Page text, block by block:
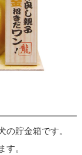
貯金箱です。
す。